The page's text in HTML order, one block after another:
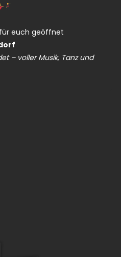
euch geöffnet
– voller Musik, Tanz und